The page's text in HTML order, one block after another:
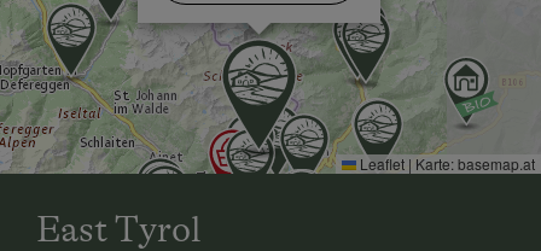
Leaflet | Karte:basemap.at
East Tyrol